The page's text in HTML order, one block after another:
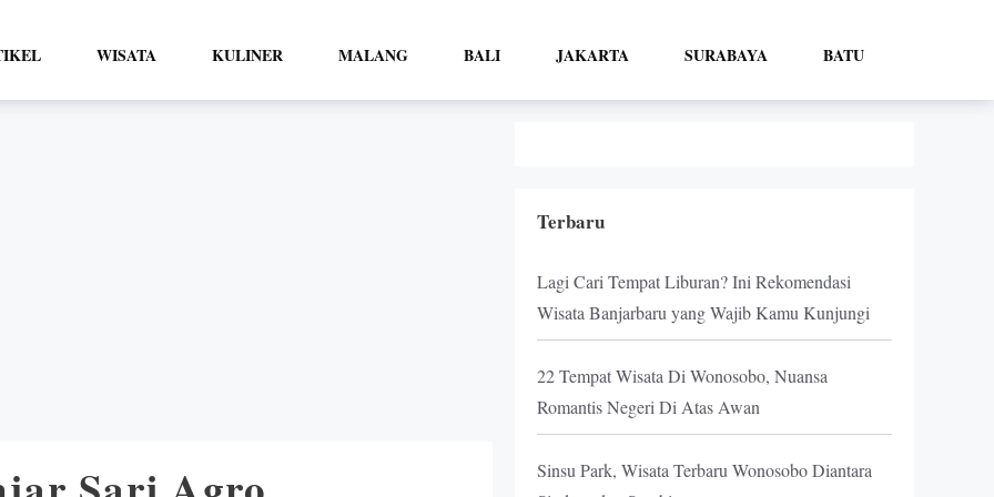
WISATA KULINER MALANG BALI JAKARTA SURABAYA BATU
Terbaru
Lagi Cari Tempat Liburan? Ini Rekomendasi
Wisata Banjarbaru yang Wajib Kamu Kunjungi
22 Tempat Wisata Di Wonosobo, Nuansa
Romantis Negeri Di Atas Awan
Sinsu Park, Wisata Terbaru Wonosobo Diantara